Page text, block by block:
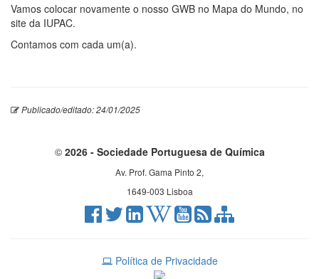
Vamos colocar novamente o nosso GWB no Mapa do Mundo, no
site da IUPAC.
Contamos com cada um(a).
Publicado/editado: 24/01/2025
© 2026 - Sociedade Portuguesa de Química
Av. Prof. Gama Pinto 2,
1649-003 Lisboa
Política de Privacidade